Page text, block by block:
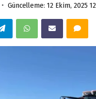
• Güncelleme: 12 Ekim, 2025